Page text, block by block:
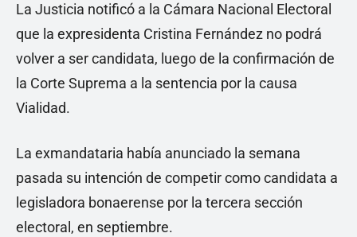
La Justicia notificó a la Cámara Nacional Electoral
que la expresidenta Cristina Fernández no podrá
volver a ser candidata, luego de la confirmación de
la Corte Suprema a la sentencia por la causa
Vialidad.
La exmandataria había anunciado la semana
pasada su intención de competir como candidata a
legisladora bonaerense por la tercera sección
electoral, en septiembre.